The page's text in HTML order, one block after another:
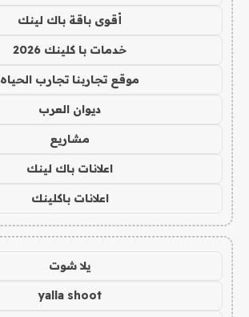
أقوى باقة باك لينك
خدمات با كلينك 2026
موقع تجاربنا تجارب الحياه
ديوان العرب
مشاريع
اعلانات باك لينك
اعلانات باكلينك
يلا شوت
yalla shoot